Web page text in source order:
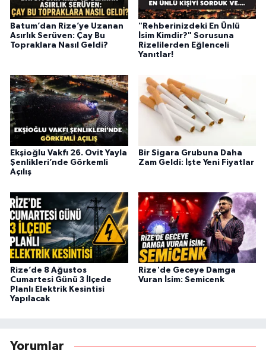
Batum’dan Rize’ye Uzanan
Asırlık Serüven: Çay Bu
Topraklara Nasıl Geldi?
"Rehberinizdeki En Ünlü
İsim Kimdir?" Sorusuna
Rizelilerden Eğlenceli
Yanıtlar!
Ekşioğlu Vakfı 26. Ovit Yayla
Şenlikleri’nde Görkemli
Açılış
Bir Sigara Grubuna Daha
Zam Geldi: İşte Yeni Fiyatlar
Rize’de 8 Ağustos
Cumartesi Günü 3 İlçede
Planlı Elektrik Kesintisi
Yapılacak
Rize'de Geceye Damga
Vuran İsim: Semicenk
Yorumlar